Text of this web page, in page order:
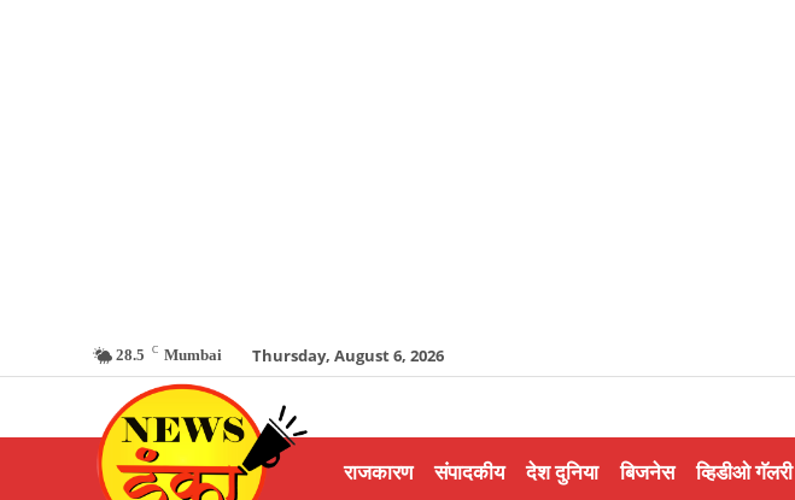
28.5 C Mumbai Thursday, August 6, 2026
राजकारण संपादकीय देश दुनिया बिजनेस व्हिडीओ गॅलरी